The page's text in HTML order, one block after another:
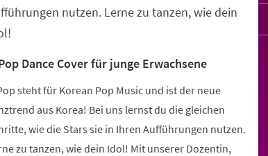
nutzen. Lerne zu tanzen, wie dein
Dance Cover für junge Erwachsene
steht für Korean Pop Music und ist der neue
aus Korea! Bei uns lernst du die gleichen
wie die Stars sie in Ihren Aufführungen nutzen.
zu tanzen, wie dein Idol! Mit unserer Dozentin,